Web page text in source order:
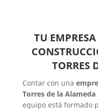
TU
TORRES
Contar con una
Torres de la Alameda
equipo está formado